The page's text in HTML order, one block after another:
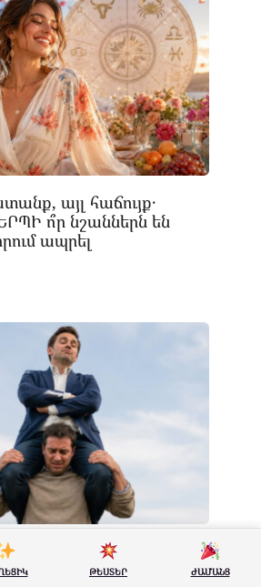
այլ հաճույք․
ո՞ր նշաններն են
ապրել
հարգել բարի
անել դրա դեմ
ԹԵՍՏԵՐ ԺԱՄԱՆՑ